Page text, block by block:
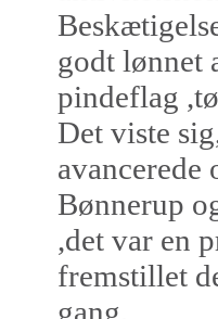
godt lønnet
pindeflag
Det viste
Bønnerup
,det var en
fremstillet
gang.